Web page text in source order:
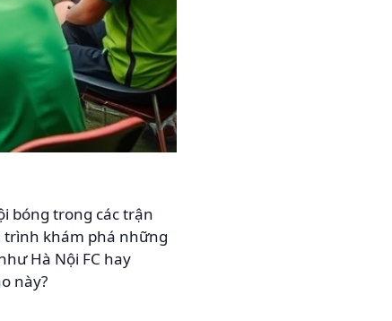
bóng trong các trận
trình khám phá những
Hà Nội FC hay
này?